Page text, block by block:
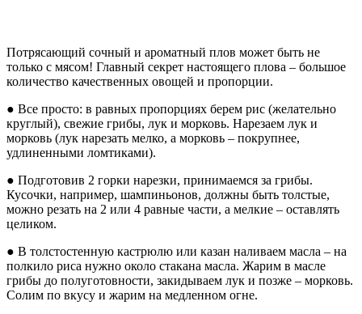
Потрясающий сочный и ароматный плов может быть не
только с мясом! Главный секрет настоящего плова – большое
количество качественных овощей и пропорции.
● Все просто: в равных пропорциях берем рис (желательно
круглый), свежие грибы, лук и морковь. Нарезаем лук и
морковь (лук нарезать мелко, а морковь – покрупнее,
удлиненными ломтиками).
● Подготовив 2 горки нарезки, принимаемся за грибы.
Кусочки, например, шампиньонов, должны быть толстые,
можно резать на 2 или 4 равные части, а мелкие – оставлять
целиком.
● В толстостенную кастрюлю или казан наливаем масла – на
полкило риса нужно около стакана масла. Жарим в масле
грибы до полуготовности, закидываем лук и позже – морковь.
Солим по вкусу и жарим на медленном огне.